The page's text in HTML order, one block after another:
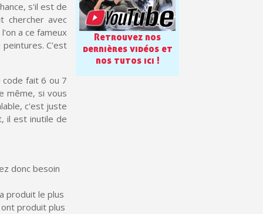
commande
chaque parrainage
: 5€ de réduction
s'il est de
chercher avec
a ce fameux
C'est
code fait 6 ou 7
même, si vous
c'est juste
il est inutile de
donc besoin
produit le plus
produit plus
Retrouvez nos
dernières vidéos et
nos tutos ici !